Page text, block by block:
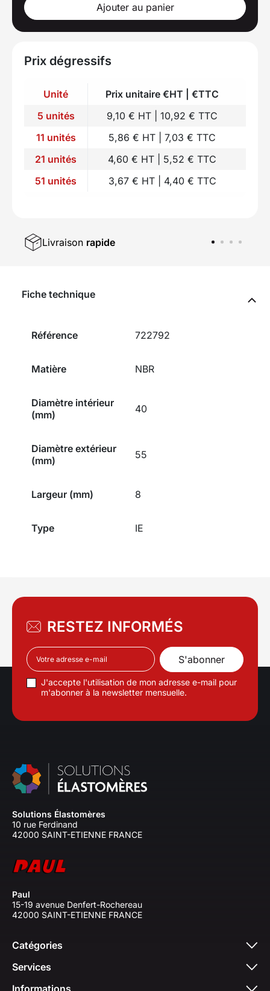
Ajouter au panier
Prix dégressifs
Unité
Prix unitaire €HT | €TTC
5 unités
9,10 € HT | 10,92 € TTC
11 unités
5,86 € HT | 7,03 € TTC
21 unités
4,60 € HT | 5,52 € TTC
51 unités
3,67 € HT | 4,40 € TTC
Livraison rapide
Fiche technique
Référence 722792
Matière NBR
Diamètre intérieur
(mm)
40
Diamètre extérieur
(mm)
55
Largeur (mm) 8
Type IE
RESTEZ INFORMÉS
J'accepte l'utilisation de mon adresse e-mail pour
m'abonner à la newsletter mensuelle.
Solutions Élastomères
10 rue Ferdinand
42000 SAINT-ETIENNE FRANCE
Paul
15-19 avenue Denfert-Rochereau
42000 SAINT-ETIENNE FRANCE
Catégories
Services